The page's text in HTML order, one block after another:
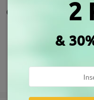
Comentários de
obter
2
&